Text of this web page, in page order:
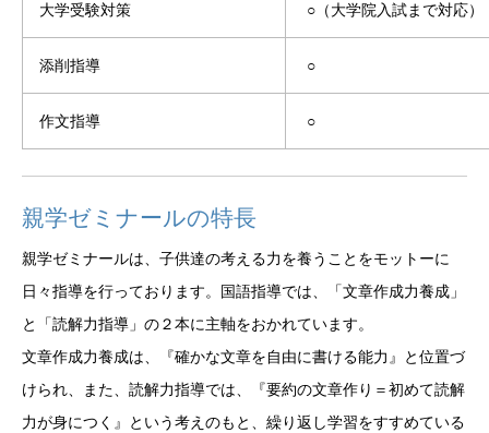
大学受験対策 ○（大学院入試まで対応）
添削指導 ○
作文指導 ○
親学ゼミナールの特長
親学ゼミナールは、子供達の考える力を養うことをモットーに
日々指導を行っております。国語指導では、「文章作成力養成」
と「読解力指導」の２本に主軸をおかれています。
文章作成力養成は、『確かな文章を自由に書ける能力』と位置づ
けられ、また、読解力指導では、『要約の文章作り＝初めて読解
力が身につく』という考えのもと、繰り返し学習をすすめている